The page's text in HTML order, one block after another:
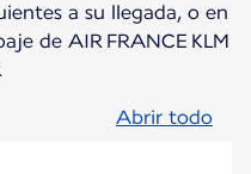
a su llegada, o en
de AIR FRANCE KLM
Abrir todo